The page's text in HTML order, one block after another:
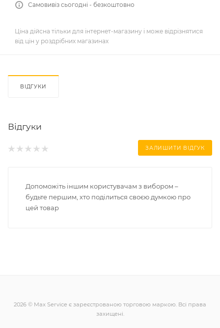
Самовивіз сьогодні - безкоштовно
Ціна дійсна тільки для інтернет-магазину і може відрізнятися
від цін у роздрібних магазинах
ВІДГУКИ
Відгуки
ЗАЛИШИТИ ВІДГУК
Допоможіть іншим користувачам з вибором –
будьте першим, хто поділиться своєю думкою про
цей товар
2026 © Max Service є зареєстрованою торговою маркою. Всі права
захищені.